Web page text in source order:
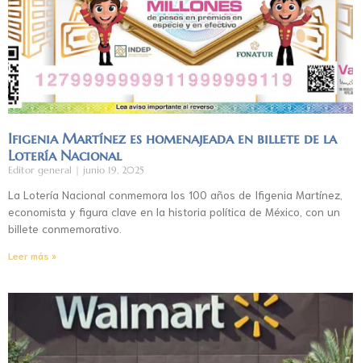
Ifigenia Martínez es homenajeada en billete de la
Lotería Nacional
Editor general junio 19, 2025
La Lotería Nacional conmemora los 100 años de Ifigenia Martínez,
economista y figura clave en la historia política de México, con un
billete conmemorativo.
Leer más »